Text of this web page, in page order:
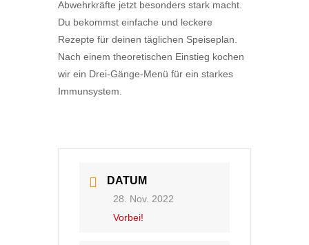
Abwehrkräfte jetzt besonders stark macht.
Du bekommst einfache und leckere
Rezepte für deinen täglichen Speiseplan.
Nach einem theoretischen Einstieg kochen
wir ein Drei-Gänge-Menü für ein starkes
Immunsystem.
DATUM
28. Nov. 2022
Vorbei!